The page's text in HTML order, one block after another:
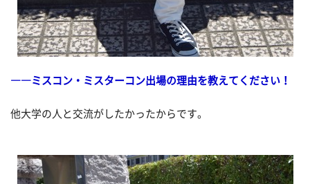
――ミスコン・ミスターコン出場の理由を教えてください！
他大学の人と交流がしたかったからです。